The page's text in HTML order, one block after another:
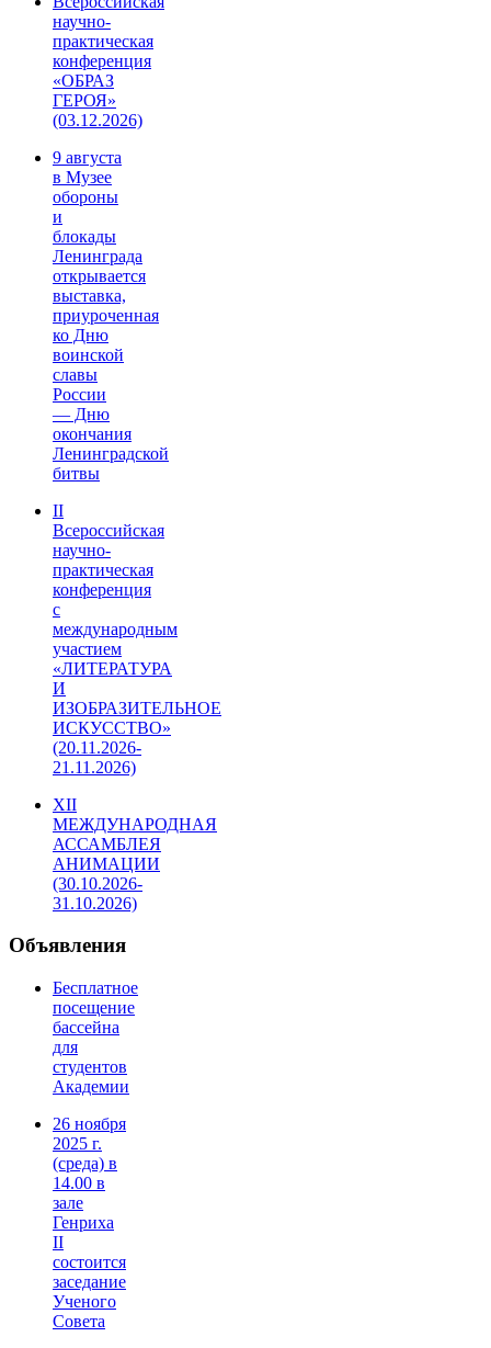
научно-
практическая
конференция
«ОБРАЗ
ГЕРОЯ»
(03.12.2026)
9 августа
в Музее
обороны
и
блокады
Ленинграда
открывается
выставка,
приуроченная
ко Дню
воинской
славы
России
— Дню
окончания
Ленинградской
битвы
II
Всероссийская
научно-
практическая
конференция
с
международным
участием
«ЛИТЕРАТУРА
И
ИЗОБРАЗИТЕЛЬНОЕ
ИСКУССТВО»
(20.11.2026-
21.11.2026)
XII
МЕЖДУНАРОДНАЯ
АССАМБЛЕЯ
АНИМАЦИИ
(30.10.2026-
31.10.2026)
Объявления
Бесплатное
посещение
бассейна
для
студентов
Академии
26 ноября
2025 г.
(среда) в
14.00 в
зале
Генриха
II
состоится
заседание
Ученого
Совета